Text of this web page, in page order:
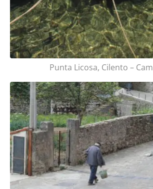
Punta Licosa, Cilento –